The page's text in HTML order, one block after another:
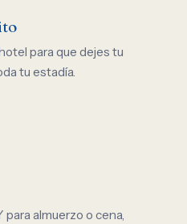
para que dejes tu
tu estadía.
para almuerzo o cena,